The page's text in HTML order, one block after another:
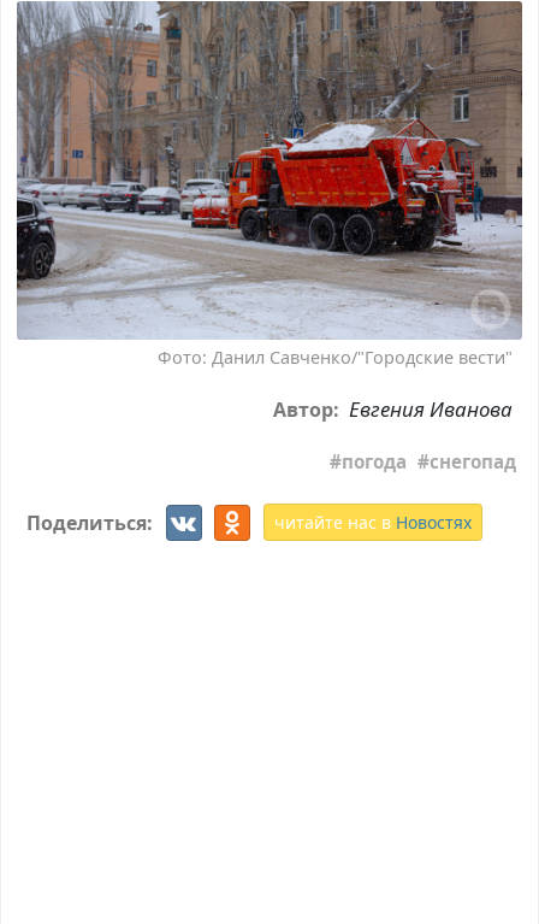
Фото: Данил Савченко/"Городские вести"
Автор: Евгения Иванова
погода снегопад
Поделиться: читайте нас в Новостях